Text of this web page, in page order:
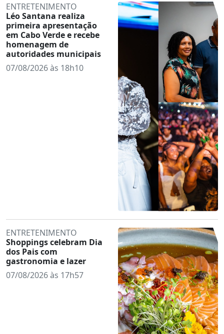
ENTRETENIMENTO
Léo Santana realiza
primeira apresentação
em Cabo Verde e recebe
homenagem de
autoridades municipais
07/08/2026 às 18h10
ENTRETENIMENTO
Shoppings celebram Dia
dos Pais com
gastronomia e lazer
07/08/2026 às 17h57